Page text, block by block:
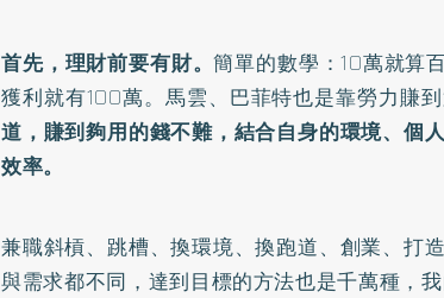
首先，理財前要有財。簡單的數學：10萬就算
獲利就有100萬。馬雲、巴菲特也是靠勞力賺到
道，賺到夠用的錢不難，結合自身的環境、個
效率。
兼職斜槓、跳槽、換環境、換跑道、創業、打
與需求都不同，達到目標的方法也是千萬種，